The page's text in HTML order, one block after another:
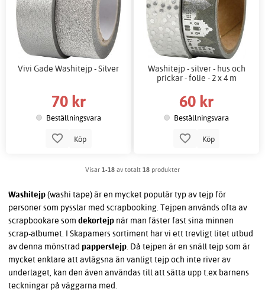
Vivi Gade Washitejp - Silver
70 kr
Beställningsvara
Köp
Washitejp - silver - hus och
prickar - folie - 2 x 4 m
60 kr
Beställningsvara
Köp
Visar 1-18 av totalt 18 produkter
Washitejp(washi tape) är en mycket populär typ av tejp för
personer som pysslar med scrapbooking. Tejpen används ofta av
scrapbookare som dekortejp när man fäster fast sina minnen
scrap-albumet. I Skapamers sortiment har vi ett trevligt litet utbud
av denna mönstrad papperstejp. Då tejpen är en snäll tejp som är
mycket enklare att avlägsna än vanligt tejp och inte river av
underlaget, kan den även användas till att sätta upp t.ex barnens
teckningar på väggarna med.